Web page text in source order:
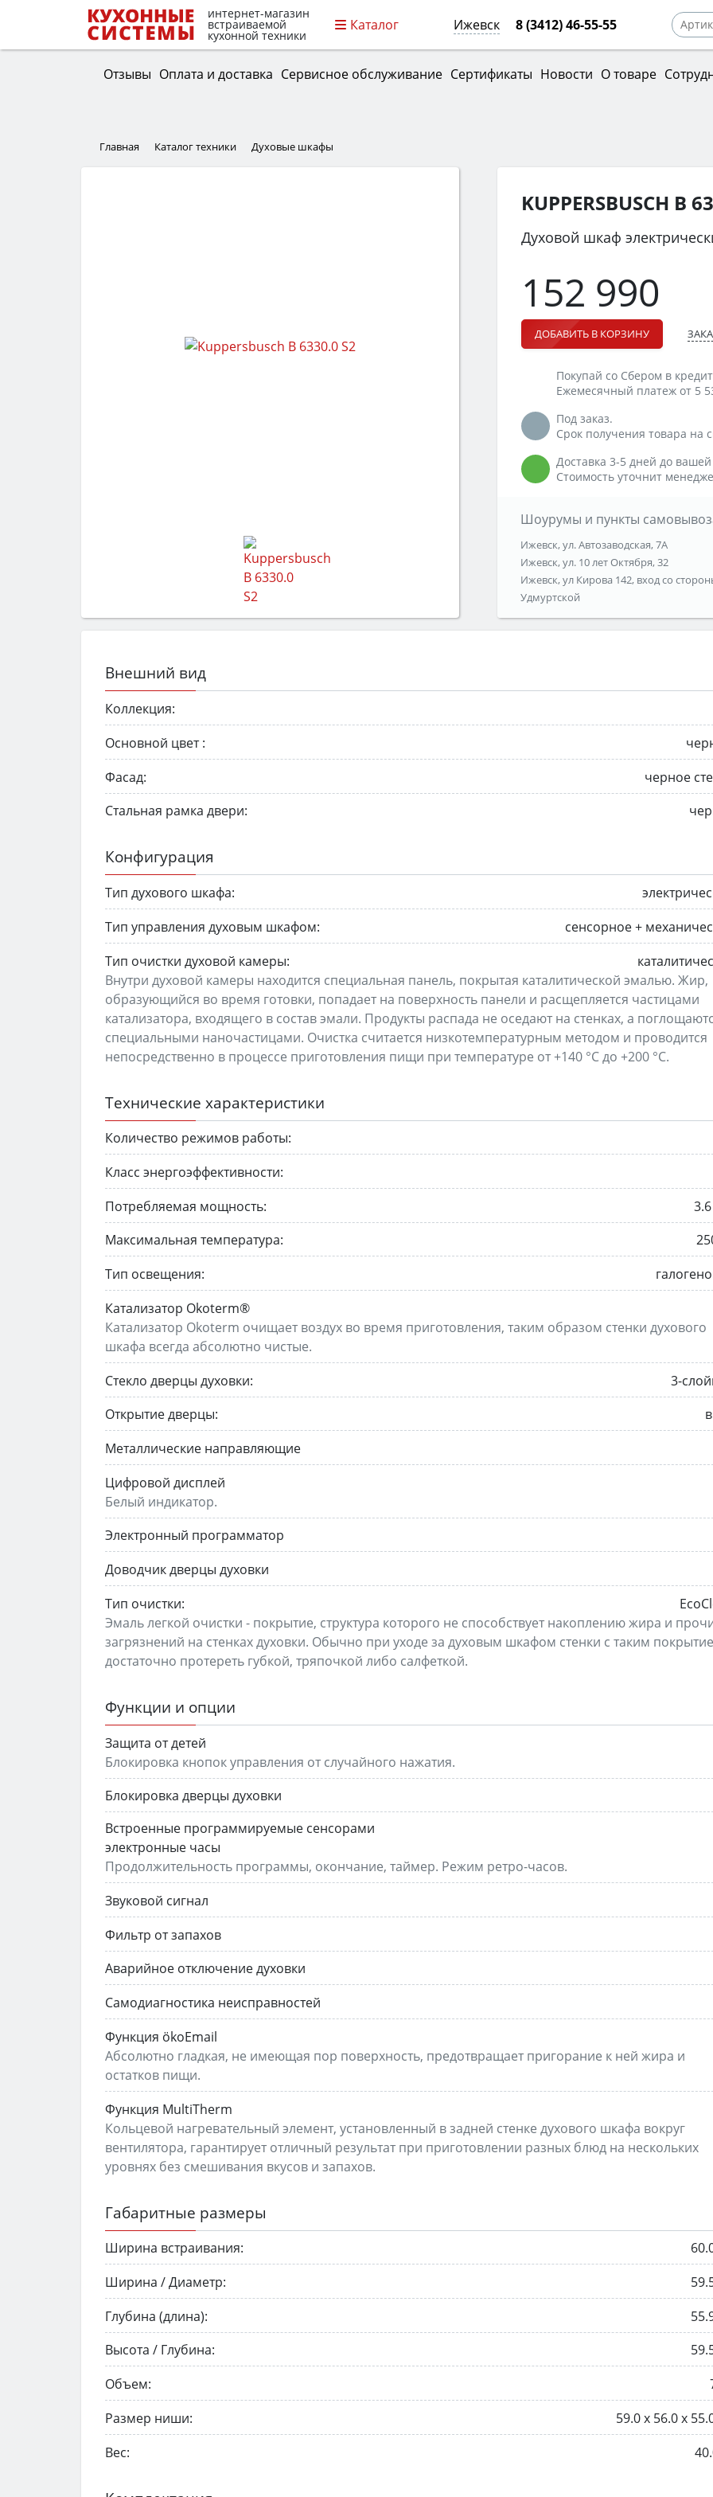
интернет-магазин
встраиваемой
кухонной техники
Каталог Ижевск 8 (3412) 46-55-55
Отзывы Оплата и доставка Сервисное обслуживание Сертификаты Новости О товаре
Главная Каталог техники Духовые шкафы
KUPPERSBUSCH B
Духовой шкаф
152 990
ДОБАВИТЬ В КОРЗИНУ
Покупай со Сбером в
Ежемесячный платеж от 5
Под заказ.
Срок получения товара на
Доставка 3-5 дней до
Стоимость уточнит
Шоурумы и пункты
Ижевск, ул. Автозаводская, 7А
Ижевск, ул. 10 лет Октября, 32
Ижевск, ул Кирова 142, вход со
Удмуртской
Внешний вид
Коллекция:
Основной цвет :
Фасад:
черное
Стальная рамка двери:
Конфигурация
Тип духового шкафа:
Тип управления духовым шкафом:
сенсорное +
Тип очистки духовой камеры:
Внутри духовой камеры находится специальная панель, покрытая каталитической эмалью. Жир,
образующийся во время готовки, попадает на поверхность панели и расщепляется частицами
катализатора, входящего в состав эмали. Продукты распада не оседают на стенках, а
специальными наночастицами. Очистка считается низкотемпературным методом и проводится
непосредственно в процессе приготовления пищи при температуре от +140 °C до +200 °C.
Технические характеристики
Количество режимов работы:
Класс энергоэффективности:
Потребляемая мощность:
Максимальная температура:
Тип освещения:
Катализатор Okoterm®
Катализатор Okoterm очищает воздух во время приготовления, таким образом стенки духового
шкафа всегда абсолютно чистые.
Стекло дверцы духовки:
3-
Открытие дверцы:
Металлические направляющие
Цифровой дисплей
Белый индикатор.
Электронный программатор
Доводчик дверцы духовки
Тип очистки:
Эмаль легкой очистки - покрытие, структура которого не способствует накоплению жира и
загрязнений на стенках духовки. Обычно при уходе за духовым шкафом стенки с таким
достаточно протереть губкой, тряпочкой либо салфеткой.
Функции и опции
Защита от детей
Блокировка кнопок управления от случайного нажатия.
Блокировка дверцы духовки
Встроенные программируемые сенсорами
электронные часы
Продолжительность программы, окончание, таймер. Режим ретро-часов.
Звуковой сигнал
Фильтр от запахов
Аварийное отключение духовки
Самодиагностика неисправностей
Функция ökoEmail
Абсолютно гладкая, не имеющая пор поверхность, предотвращает пригорание к ней жира и
остатков пищи.
Функция MultiTherm
Кольцевой нагревательный элемент, установленный в задней стенке духового шкафа вокруг
вентилятора, гарантирует отличный результат при приготовлении разных блюд на нескольких
уровнях без смешивания вкусов и запахов.
Габаритные размеры
Ширина встраивания:
Ширина / Диаметр:
Глубина (длина):
Высота / Глубина:
Объем:
Размер ниши:
59.0 x 56.0 x
Вес: